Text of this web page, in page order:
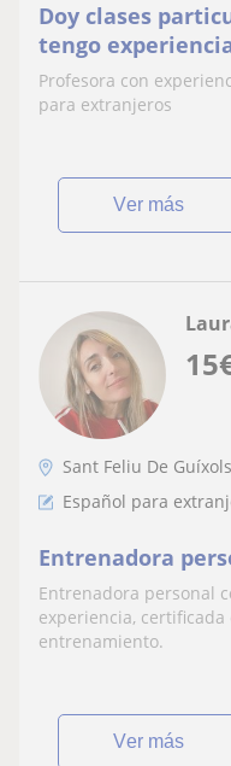
Doy clases
tengo
Profesora con
para extranjeros
ver más
15
Sant Feliu De Guíxols
Español para
Entrenadora
Entrenadora personal
experiencia,
entrenamiento.
ver más